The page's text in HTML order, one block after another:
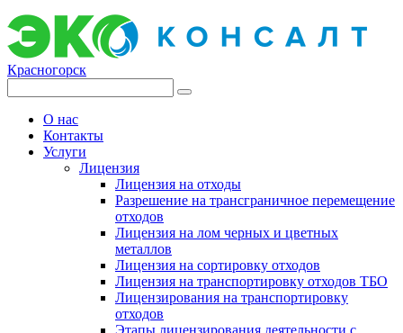
Красногорск
О нас
Контакты
Услуги
Лицензия
Лицензия на отходы
Разрешение на трансграничное перемещение
отходов
Лицензия на лом черных и цветных
металлов
Лицензия на сортировку отходов
Лицензия на транспортировку отходов ТБО
Лицензирования на транспортировку
отходов
Этапы лицензирования деятельности с